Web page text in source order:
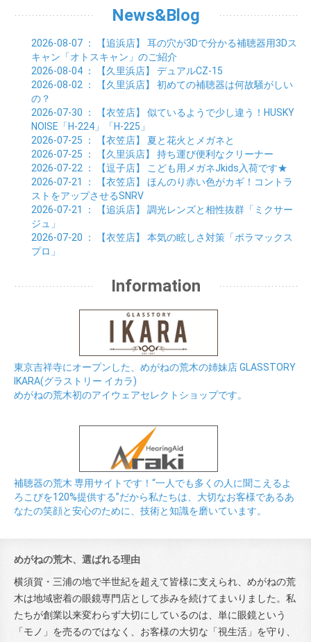
01月 (8)
02月 (6)
01月 (6)
05月 (6)
03月 (7)
02月 (8)
01月 (8)
06月 (4)
News&Blog
2026-08-07 ： 【追浜店】 耳の穴が3Dで分かる補聴器用3Dス
キャン「オトスキャン」のご紹介
2026-08-04 ： 【久里浜店】 デュアルCZ-15
2026-08-02 ： 【久里浜店】 初めての補聴器は何故騒がしい
の？
2026-07-30 ： 【衣笠店】 似ているようで少し違う！HUSKY
NOISE「H-224」「H-225」
2026-07-25 ： 【衣笠店】 夏と花火とメガネと
2026-07-25 ： 【久里浜店】 持ち運び便利なクリーナー
2026-07-22 ： 【逗子店】 こども用メガネJkids入荷です★
2026-07-21
： 【衣笠店】 ほんのり赤い色がカギ！コントラ
ストをアップさせるSNRV
2026-07-21
： 【追浜店】 調光レンズと相性抜群「ミクサー
ジュ」
2026-07-20 ： 【衣笠店】 本気の眩しさ対策「ポラマックス
プロ」
Information
東京吉祥寺にオープンした、めがねの荒木の姉妹店 GLASSTORY
IKARA(グラストリー イカラ)
めがねの荒木初のアイウェアセレクトショップです。
補聴器の荒木 専用サイトです！“一人でも多くの人に聞こえるよ
ろこびを120%提供する”だから私たちは、大切なお客様であるあ
なたの笑顔と安心のために、技術と知識を磨いています。
めがねの荒木、選ばれる理由
横須賀・三浦の地で半世紀を超えて皆様に支えられ、めがねの荒
木は地域密着の眼鏡専門店として歩みを続けてまいりました。私
たちが創業以来変わらず大切にしているのは、単に眼鏡という
「モノ」を売るのではなく、お客様の大切な「視生活」を守り、